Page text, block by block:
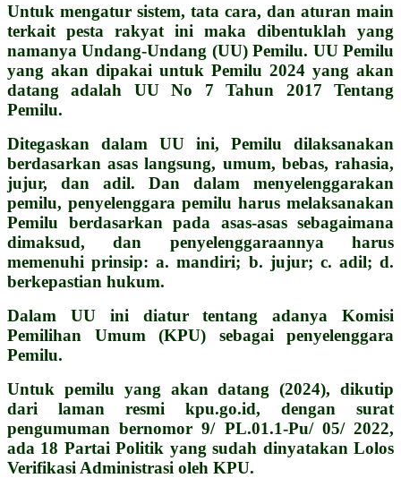
Untuk mengatur sistem, tata cara, dan aturan main
terkait pesta rakyat ini maka dibentuklah yang
namanya Undang-Undang (UU) Pemilu. UU Pemilu
yang akan dipakai untuk Pemilu 2024 yang akan
datang adalah UU No 7 Tahun 2017 Tentang
Pemilu.
Ditegaskan dalam UU ini, Pemilu dilaksanakan
berdasarkan asas langsung, umum, bebas, rahasia,
jujur, dan adil. Dan dalam menyelenggarakan
pemilu, penyelenggara pemilu harus melaksanakan
Pemilu berdasarkan pada asas-asas sebagaimana
dimaksud, dan penyelenggaraannya harus
memenuhi prinsip: a. mandiri; b. jujur; c. adil; d.
berkepastian hukum.
Dalam UU ini diatur tentang adanya Komisi
Pemilihan Umum (KPU) sebagai penyelenggara
Pemilu.
Untuk pemilu yang akan datang (2024), dikutip
dari laman resmi kpu.go.id, dengan surat
pengumuman bernomor 9/ PL.01.1-Pu/ 05/ 2022,
ada 18 Partai Politik yang sudah dinyatakan Lolos
Verifikasi Administrasi oleh KPU.